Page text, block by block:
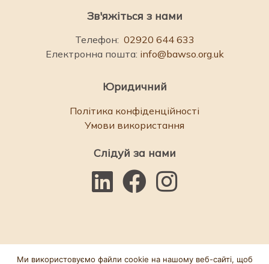
Зв'яжіться з нами
Телефон: 02920 644 633
Електронна пошта: info@bawso.org.uk
Юридичний
Політика конфіденційності
Умови використання
Слідуй за нами
Ми використовуємо файли cookie на нашому веб-сайті, щоб